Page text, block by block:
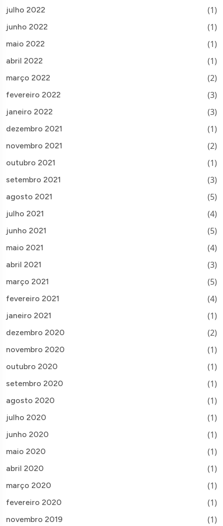
julho 2022 (1)
junho 2022 (1)
maio 2022 (1)
abril 2022 (1)
março 2022 (2)
fevereiro 2022 (3)
janeiro 2022 (3)
dezembro 2021 (1)
novembro 2021 (2)
outubro 2021 (1)
setembro 2021 (3)
agosto 2021 (5)
julho 2021 (4)
junho 2021 (5)
maio 2021 (4)
abril 2021 (3)
março 2021 (5)
fevereiro 2021 (4)
janeiro 2021 (1)
dezembro 2020 (2)
novembro 2020 (1)
outubro 2020 (1)
setembro 2020 (1)
agosto 2020 (1)
julho 2020 (1)
junho 2020 (1)
maio 2020 (1)
abril 2020 (1)
março 2020 (1)
fevereiro 2020 (1)
novembro 2019 (1)